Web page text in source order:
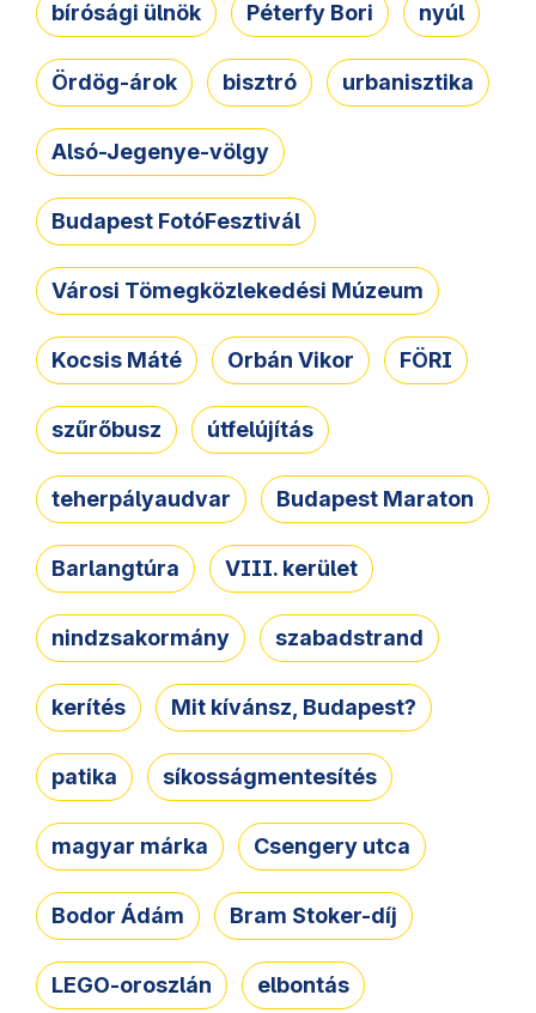
bírósági ülnök Péterfy Bori nyúl
Ördög-árok bisztró urbanisztika
Alsó-Jegenye-völgy
Budapest FotóFesztivál
Városi Tömegközlekedési Múzeum
Kocsis Máté Orbán Vikor FÖRI
szűrőbusz útfelújítás
teherpályaudvar Budapest Maraton
Barlangtúra VIII. kerület
nindzsakormány szabadstrand
kerítés Mit kívánsz, Budapest?
patika síkosságmentesítés
magyar márka Csengery utca
Bodor Ádám Bram Stoker-díj
LEGO-oroszlán elbontás